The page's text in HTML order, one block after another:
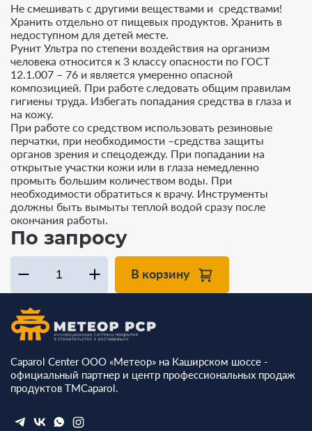
Не смешивать с другими веществами и средствами!
Хранить отдельно от пищевых продуктов. Хранить в
недоступном для детей месте.
Рунит Ультра по степени воздействия на организм
человека относится к 3 классу опасности по ГОСТ
12.1.007 – 76 и является умеренно опасной
композицией. При работе следовать общим правилам
гигиены труда. Избегать попадания средства в глаза и
на кожу.
При работе со средством использовать резиновые
перчатки, при необходимости –средства защиты
органов зрения и спецодежду. При попадании на
открытые участки кожи или в глаза немедленно
промыть большим количеством воды. При
необходимости обратиться к врачу. Инструменты
должны быть вымыты теплой водой сразу после
окончания работы.
По запросу
В корзину
Caparol Center ООО «Метеор» на Каширском шоссе -
официальный партнер и центр профессиональных продаж
продуктов ТМCaparol.